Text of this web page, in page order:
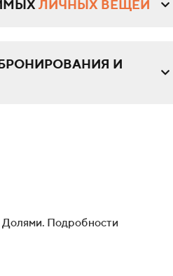
ЛИЧНЫХ ВЕЩЕЙ
И
Долями. Подробности